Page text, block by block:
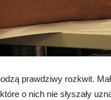
prawdziwy rozkwit.
o nich nie słyszały